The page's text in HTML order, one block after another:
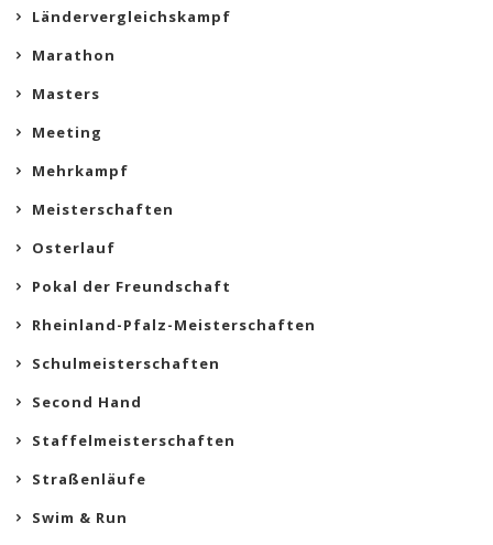
Ländervergleichskampf
Marathon
Masters
Meeting
Mehrkampf
Meisterschaften
Osterlauf
Pokal der Freundschaft
Rheinland-Pfalz-Meisterschaften
Schulmeisterschaften
Second Hand
Staffelmeisterschaften
Straßenläufe
Swim & Run